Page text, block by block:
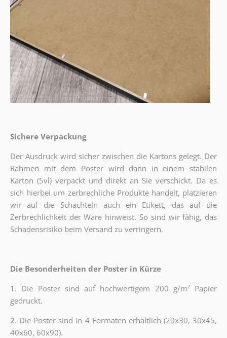
Sichere Verpackung
Der Ausdruck wird sicher zwischen die Kartons gelegt. Der
Rahmen mit dem Poster wird dann in einem stabilen
Karton (5vl) verpackt und direkt an Sie verschickt. Da es
sich hierbei um zerbrechliche Produkte handelt, platzieren
wir auf die Schachteln auch ein Etikett, das auf die
Zerbrechlichkeit der Ware hinweist. So sind wir fähig, das
Schadensrisiko beim Versand zu verringern.
Die Besonderheiten der Poster in Kürze
1. Die Poster sind auf hochwertigem 200 g/m² Papier
gedruckt.
2. Die Poster sind in 4 Formaten erhältlich (20x30, 30x45,
40x60, 60x90).